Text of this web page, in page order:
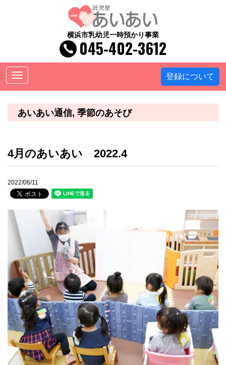
横浜市乳幼児一時預かり事業
045-402-3612
Toggle
navigation
登録について
あいあい通信 季節のあそび
4月のあいあい 2022.4
2022/06/11